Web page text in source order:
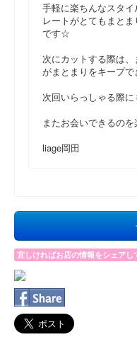
手軽に楽ちんなスタ
レートがとてもまと
です☆
次にカットする際は
がまとまりをキープで
次回いらっしゃる際
またお会いできるの
liage岡田
宜しければお店の情報をシェア